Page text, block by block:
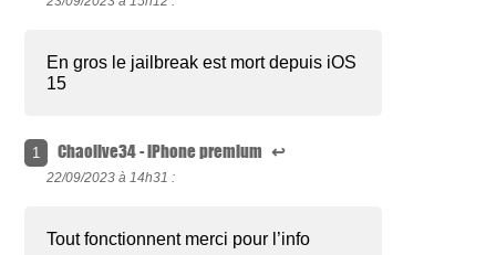
En gros le jailbreak est mort depuis iOS
15
1 Chaolive34 - iPhone premium ↩
22/09/2023 à 14h31 :
Tout fonctionnent merci pour l’info